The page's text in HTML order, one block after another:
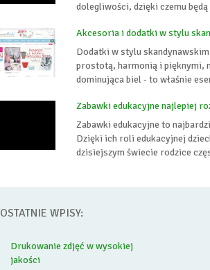
dolegliwości, dzięki czemu
Akcesoria i dodatki w stylu
Dodatki w stylu
prostotą, harmonią i pięknymi,
dominująca biel - to właśnie
Zabawki edukacyjne najlepiej
Zabawki edukacyjne to
Dzięki ich roli edukacyjnej
dzisiejszym świecie rodzice
OSTATNIE WPISY:
Drukowanie zdjęć w wysokiej
jakości